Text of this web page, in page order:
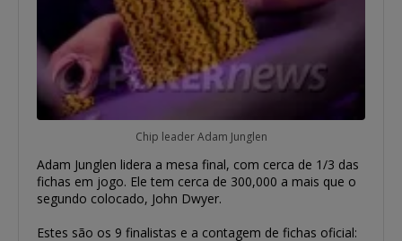
Chip leader Adam Junglen
Adam Junglen lidera a mesa final, com cerca de 1/3 das
fichas em jogo. Ele tem cerca de 300,000 a mais que o
segundo colocado, John Dwyer.
Estes são os 9 finalistas e a contagem de fichas oficial: